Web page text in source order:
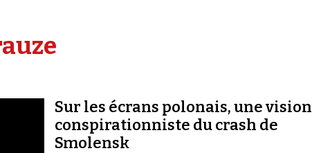
Sur les écrans polonais, une vision
conspirationniste du crash de
Smolensk